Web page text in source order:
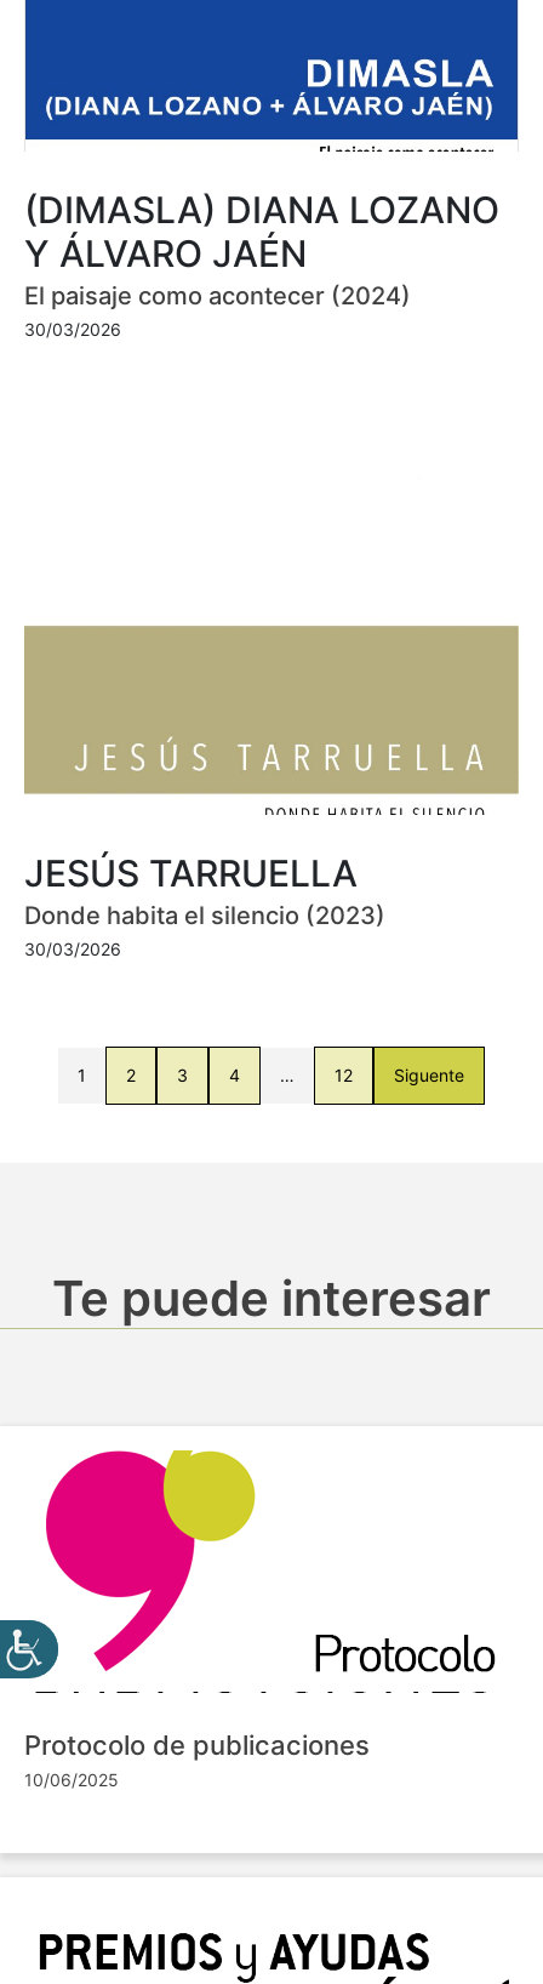
(DIMASLA) DIANA LOZANO
Y ÁLVARO JAÉN
El paisaje como acontecer (2024)
30/03/2026
JESÚS TARRUELLA
Donde habita el silencio (2023)
30/03/2026
1 2 3 4 … 12 Siguente
Te puede interesar
Protocolo de publicaciones
10/06/2025